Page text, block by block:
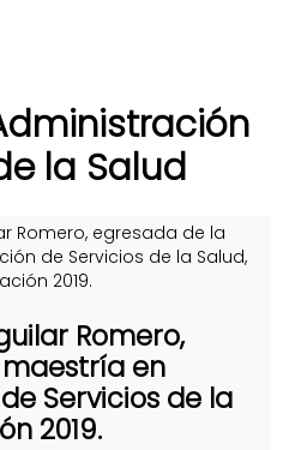
la Salud
Romero,
en
Servicios de la
2019.